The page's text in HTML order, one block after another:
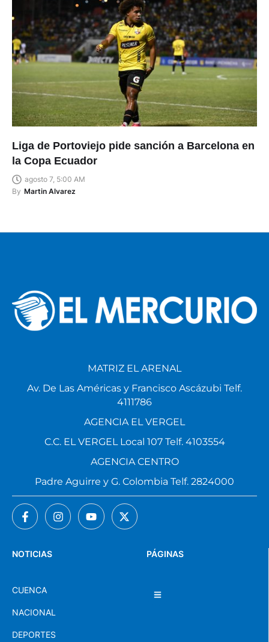
Liga de Portoviejo pide sanción a Barcelona en
la Copa Ecuador
agosto 7, 5:00 AM
By Martin Alvarez
PÁGINAS
NOTICIAS
CUENCA
NACIONAL
DEPORTES
MATRIZ EL ARENAL
Av. De Las Américas y Francisco Ascázubi Telf.
4111786
AGENCIA EL VERGEL
C.C. EL VERGEL Local 107 Telf. 4103554
AGENCIA CENTRO
Padre Aguirre y G. Colombia Telf. 2824000